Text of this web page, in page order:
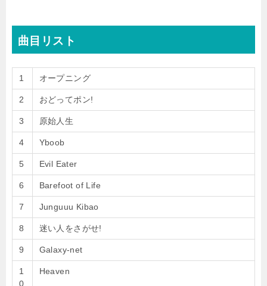
曲目リスト
1 オープニング
2 おどってポン!
3 原始人生
4 Yboob
5 Evil Eater
6 Barefoot of Life
7 Junguuu Kibao
8 迷い人をさがせ!
9 Galaxy-net
1
0
Heaven